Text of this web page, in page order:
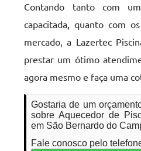
Contando tanto com
capacitada, quanto com
mercado, a Lazertec
prestar um ótimo
agora mesmo e faça uma
Gostaria de um
sobre Aquecedor de
em São Bernardo do
Fale conosco pelo